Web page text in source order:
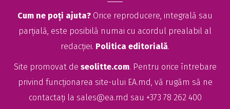
Cum ne poți ajuta? Orice reproducere, integrală sau
parțială, este posibilă numai cu acordul prealabil al
redacției. Politica editorială.
Site promovat de seolitte.com. Pentru orice întrebare
privind funcționarea site-ului EA.md, vă rugăm să ne
contactați la sales@ea.md sau +373 78 262 400